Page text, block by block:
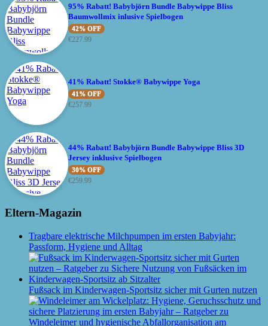
95% Rabatt! Babybjörn Bundle Babywippe Bliss
Baumwollmix inlusive Spielbogen
42% OFF
€227.99
41% Rabatt! Stokke® Babywippe Yoga
41% OFF
€257.99
44% Rabatt! Babybjörn Bundle Babywippe Bliss 3D
Jersey inklusive Spielbogen
30% OFF
€259.99
Eltern-Magazin
Tragbare elektrische Milchpumpen im ersten Babyjahr:
Passform, Hygiene und Alltag
Fußsack im Kinderwagen-Sportsitz sicher mit Gurten nutzen